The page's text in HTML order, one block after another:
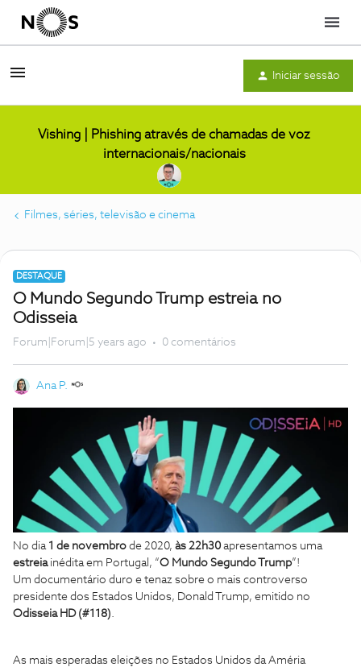
Menu
Iniciar sessão
Vishing | Phishing através de chamadas de voz
internacionais/nacionais
Filmes, séries, televisão e cinema
DESTAQUE
O Mundo Segundo Trump estreia no
Odisseia
Forum|Forum|5 years ago 0 comentários
Ana P.
No dia 1 de novembro de 2020, às 22h30 apresentamos uma
estreiainédita em Portugal, “O Mundo Segundo Trump”!
Um documentário duro e tenaz sobre o mais controverso
presidente dos Estados Unidos, Donald Trump, emitido no
Odisseia HD (#118)
As mais esperadas eleições no Estados Unidos da Améria